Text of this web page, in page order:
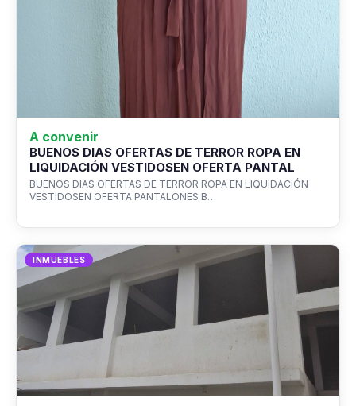
A convenir
BUENOS DIAS OFERTAS DE TERROR ROPA EN
LIQUIDACIÓN VESTIDOSEN OFERTA PANTAL
BUENOS DIAS OFERTAS DE TERROR ROPA EN LIQUIDACIÓN
VESTIDOSEN OFERTA PANTALONES B…
INMUEBLES